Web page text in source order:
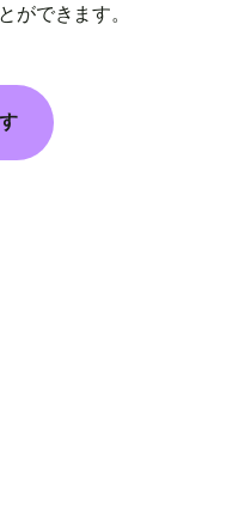
ができます。